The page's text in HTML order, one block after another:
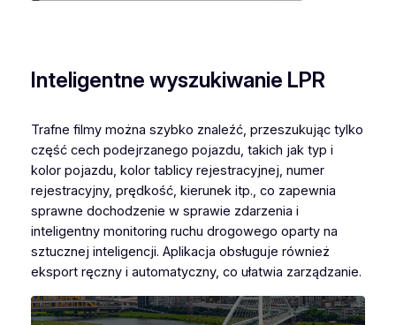
Inteligentne wyszukiwanie LPR
Trafne filmy można szybko znaleźć, przeszukując tylko
część cech podejrzanego pojazdu, takich jak typ i
kolor pojazdu, kolor tablicy rejestracyjnej, numer
rejestracyjny, prędkość, kierunek itp., co zapewnia
sprawne dochodzenie w sprawie zdarzenia i
inteligentny monitoring ruchu drogowego oparty na
sztucznej inteligencji. Aplikacja obsługuje również
eksport ręczny i automatyczny, co ułatwia zarządzanie.